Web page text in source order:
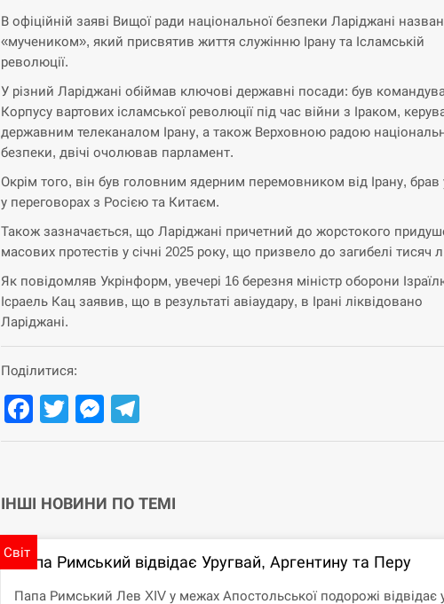
В офіційній заяві Вищої ради національної безпеки Ларіджані
«мучеником», який присвятив життя служінню Ірану та Ісламській
революції.
У різний Ларіджані обіймав ключові державні посади: був
Корпусу вартових ісламської революції під час війни з Іраком,
державним телеканалом Ірану, а також Верховною радою
безпеки, двічі очолював парламент.
Окрім того, він був головним ядерним перемовником від Ірану, брав
у переговорах з Росією та Китаєм.
Також зазначається, що Ларіджані причетний до жорстокого
масових протестів у січні 2025 року, що призвело до загибелі тисяч
Як повідомляв Укрінформ, увечері 16 березня міністр оборони
Ісраель Кац заявив, що в результаті авіаудару, в Ірані ліквідовано
Ларіджані.
Поділитися:
Facebook
TwitterMessenger
ІНШІ НОВИНИ ПО ТЕМІ
Світ
Папа Римський відвідає Уругвай, Аргентину та Перу
Папа Римський Лев XIV у межах Апостольської подорожі відвідає